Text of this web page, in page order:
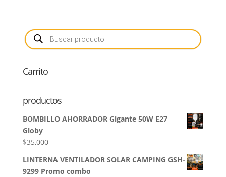
Búsqueda
de
productos
Carrito
productos
BOMBILLO AHORRADOR Gigante 50W E27
Globy
$35,000
LINTERNA VENTILADOR SOLAR CAMPING GSH-
9299 Promo combo